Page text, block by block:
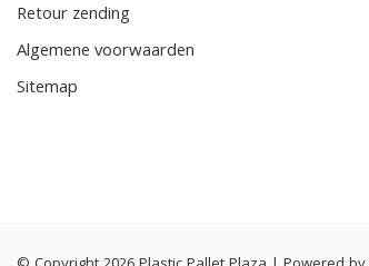
Retour zending
Algemene voorwaarden
Sitemap